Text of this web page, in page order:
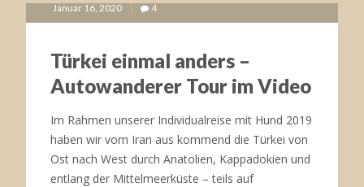
Januar 16, 2020 4
Türkei einmal anders –
Autowanderer Tour im Video
Im Rahmen unserer Individualreise mit Hund 2019
haben wir vom Iran aus kommend die Türkei von
Ost nach West durch Anatolien, Kappadokien und
entlang der Mittelmeerküste – teils auf